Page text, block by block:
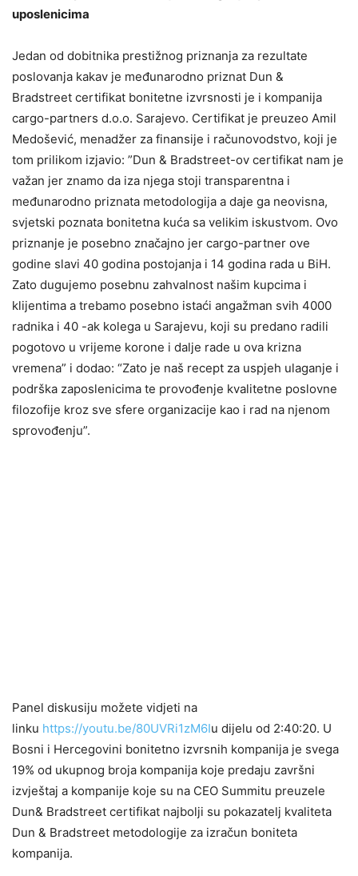
uposlenicima
Jedan od dobitnika prestižnog priznanja za rezultate
poslovanja kakav je međunarodno priznat Dun &
Bradstreet certifikat bonitetne izvrsnosti je i kompanija
cargo-partners d.o.o. Sarajevo. Certifikat je preuzeo Amil
Medošević, menadžer za finansije i računovodstvo, koji je
tom prilikom izjavio: ”Dun & Bradstreet-ov certifikat nam je
važan jer znamo da iza njega stoji transparentna i
međunarodno priznata metodologija a daje ga neovisna,
svjetski poznata bonitetna kuća sa velikim iskustvom. Ovo
priznanje je posebno značajno jer cargo-partner ove
godine slavi 40 godina postojanja i 14 godina rada u BiH.
Zato dugujemo posebnu zahvalnost našim kupcima i
klijentima a trebamo posebno istaći angažman svih 4000
radnika i 40 -ak kolega u Sarajevu, koji su predano radili
pogotovo u vrijeme korone i dalje rade u ova krizna
vremena” i dodao: “Zato je naš recept za uspjeh ulaganje i
podrška zaposlenicima te provođenje kvalitetne poslovne
filozofije kroz sve sfere organizacije kao i rad na njenom
sprovođenju”.
Panel diskusiju možete vidjeti na
linku https://youtu.be/80UVRi1zM6Iu dijelu od 2:40:20. U
Bosni i Hercegovini bonitetno izvrsnih kompanija je svega
19% od ukupnog broja kompanija koje predaju završni
izvještaj a kompanije koje su na CEO Summitu preuzele
Dun& Bradstreet certifikat najbolji su pokazatelj kvaliteta
Dun & Bradstreet metodologije za izračun boniteta
kompanija.